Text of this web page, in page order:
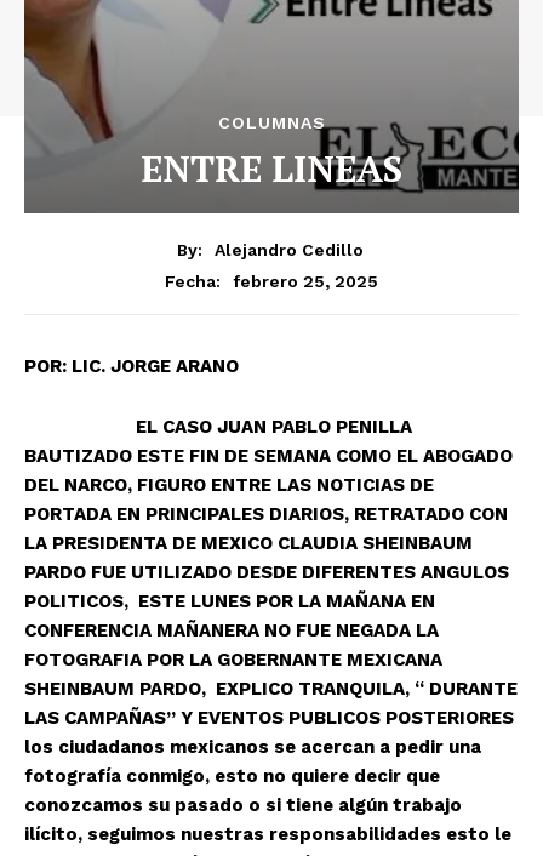
COLUMNAS
ENTRE LINEAS
By:
Alejandro Cedillo
Fecha:
febrero 25, 2025
POR: LIC. JORGE ARANO
EL CASO JUAN PABLO PENILLA
BAUTIZADO ESTE FIN DE SEMANA COMO EL ABOGADO
DEL NARCO, FIGURO ENTRE LAS NOTICIAS DE
PORTADA EN PRINCIPALES DIARIOS, RETRATADO CON
LA PRESIDENTA DE MEXICO CLAUDIA SHEINBAUM
PARDO FUE UTILIZADO DESDE DIFERENTES ANGULOS
POLITICOS, ESTE LUNES POR LA MAÑANA EN
CONFERENCIA MAÑANERA NO FUE NEGADA LA
FOTOGRAFIA POR LA GOBERNANTE MEXICANA
SHEINBAUM PARDO, EXPLICO TRANQUILA, “ DURANTE
LAS CAMPAÑAS” Y EVENTOS PUBLICOS POSTERIORES
los ciudadanos mexicanos se acercan a pedir una
fotografía conmigo, esto no quiere decir que
conozcamos su pasado o si tiene algún trabajo
ilícito, seguimos nuestras responsabilidades esto le